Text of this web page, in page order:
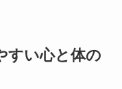
すい心と体の